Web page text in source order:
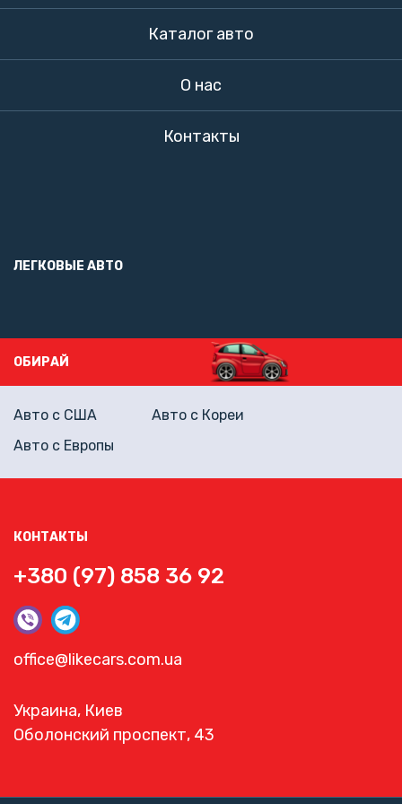
Каталог авто
О нас
Контакты
ЛЕГКОВЫЕ АВТО
КОНТАКТЫ
+380 (97) 858 36 92
office@likecars.com.ua
Украина, Киев
Оболонский проспект, 43
ОБИРАЙ
Авто с США
Авто с Кореи
Авто с Европы